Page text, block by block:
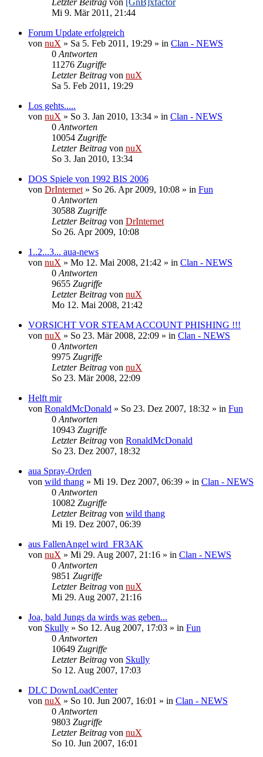
Mi 9. Mär 2011, 21:44
Forum Update erfolgreich
von nuX » Sa 5. Feb 2011, 19:29 » in Clan - NEWS
0 Antworten
11276 Zugriffe
Letzter Beitrag von nuX
Sa 5. Feb 2011, 19:29
Los gehts.....
von nuX » So 3. Jan 2010, 13:34 » in Clan - NEWS
0 Antworten
10054 Zugriffe
Letzter Beitrag von nuX
So 3. Jan 2010, 13:34
DOS Spiele von 1992 BIS 2006
von DrInternet » So 26. Apr 2009, 10:08 » in Fun
0 Antworten
30588 Zugriffe
Letzter Beitrag von DrInternet
So 26. Apr 2009, 10:08
1..2...3... aua-news
von nuX » Mo 12. Mai 2008, 21:42 » in Clan - NEWS
0 Antworten
9655 Zugriffe
Letzter Beitrag von nuX
Mo 12. Mai 2008, 21:42
VORSICHT VOR STEAM ACCOUNT PHISHING !!!
von nuX » So 23. Mär 2008, 22:09 » in Clan - NEWS
0 Antworten
9975 Zugriffe
Letzter Beitrag von nuX
So 23. Mär 2008, 22:09
Helft mir
von RonaldMcDonald » So 23. Dez 2007, 18:32 » in Fun
0 Antworten
10943 Zugriffe
Letzter Beitrag von RonaldMcDonald
So 23. Dez 2007, 18:32
aua Spray-Orden
von wild thang » Mi 19. Dez 2007, 06:39 » in Clan - NEWS
0 Antworten
10082 Zugriffe
Letzter Beitrag von wild thang
Mi 19. Dez 2007, 06:39
aus FallenAngel wird FR3AK
von nuX » Mi 29. Aug 2007, 21:16 » in Clan - NEWS
0 Antworten
9851 Zugriffe
Letzter Beitrag von nuX
Mi 29. Aug 2007, 21:16
Joa, bald Jungs da wirds was geben...
von Skully » So 12. Aug 2007, 17:03 » in Fun
0 Antworten
10649 Zugriffe
Letzter Beitrag von Skully
So 12. Aug 2007, 17:03
DLC DownLoadCenter
von nuX » So 10. Jun 2007, 16:01 » in Clan - NEWS
0 Antworten
9803 Zugriffe
Letzter Beitrag von nuX
So 10. Jun 2007, 16:01